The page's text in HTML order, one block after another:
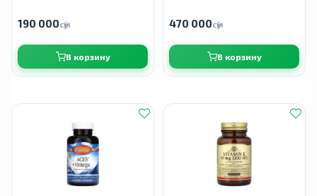
190 000сӯм
В корзину
470 000сӯм
В корзину